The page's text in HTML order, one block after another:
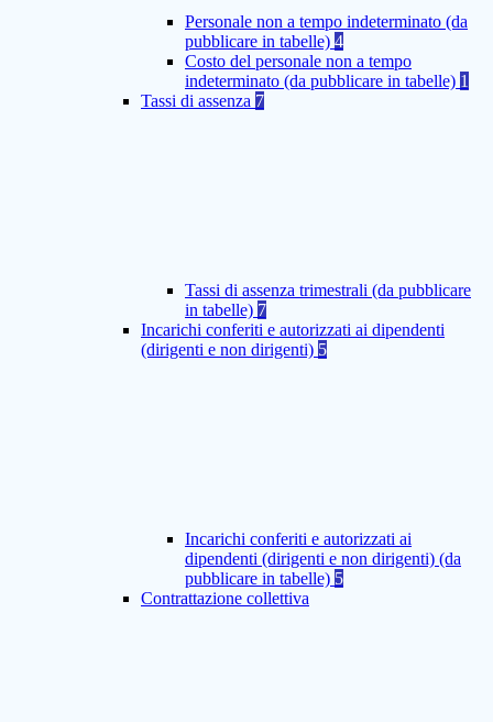
Personale non a tempo indeterminato (da
pubblicare in tabelle) 4
Costo del personale non a tempo
indeterminato (da pubblicare in tabelle) 1
Tassi di assenza 7
Tassi di assenza trimestrali (da pubblicare
in tabelle) 7
Incarichi conferiti e autorizzati ai dipendenti
(dirigenti e non dirigenti) 5
Incarichi conferiti e autorizzati ai
dipendenti (dirigenti e non dirigenti) (da
pubblicare in tabelle) 5
Contrattazione collettiva